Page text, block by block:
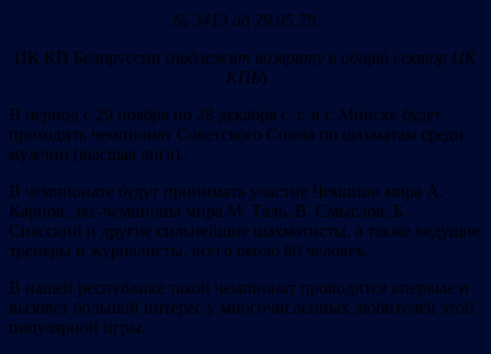
№ 3413 ад 29.05.79.
ЦК КП Белоруссии (подлежит возврату в общий сектор ЦК
КПБ)
В период с 29 ноября по 28 декабря с. г. в г. Минске будет
проходить чемпионат Советского Союза по шахматам среди
мужчин (высшая лига).
В чемпионате будут принимать участие Чемпион мира А.
Карпов, экс-чемпионы мира М. Таль, В. Смыслов, Б.
Спасский и другие сильнейшие шахматисты, а также ведущие
тренеры и журналисты, всего около 80 человек.
В нашей республике такой чемпионат проводится впервые и
вызовет большой интерес у многочисленных любителей этой
популярной игры.